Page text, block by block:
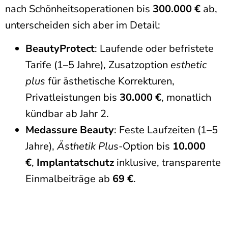
nach Schönheitsoperationen bis 300.000 € ab,
unterscheiden sich aber im Detail:
BeautyProtect: Laufende oder befristete
Tarife (1–5 Jahre), Zusatzoption esthetic
plus für ästhetische Korrekturen,
Privatleistungen bis 30.000 €, monatlich
kündbar ab Jahr 2.
Medassure Beauty: Feste Laufzeiten (1–5
Jahre),Ästhetik Plus-Option bis 10.000
€, Implantatschutz inklusive, transparente
Einmalbeiträge ab 69 €.